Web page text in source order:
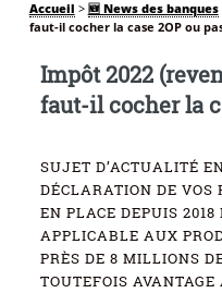
Accueil > 🆕 News des banques
faut-il cocher la case 2OP ou
Impôt 2022
faut-il cocher la
SUJET D’ACTUALITÉ
DÉCLARATION DE
EN PLACE DEPUIS 2018
APPLICABLE AUX
PRÈS DE 8 MILLIONS
TOUTEFOIS